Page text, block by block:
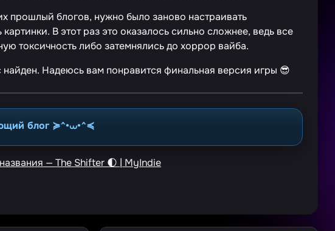
прошлый блогов, нужно было заново настраивать
картинки. В этот раз это оказалось сильно сложнее, ведь все
токсичность либо затемнялись до хоррор вайба.
найден. Надеюсь вам понравится финальная версия игры 😎
блог ≽^•⩊•^≼
— The Shifter 🌓 | MyIndie